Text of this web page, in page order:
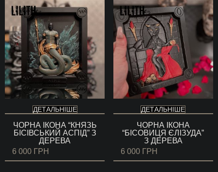
ДЕТАЛЬНІШЕ
ЧОРНА ІКОНА “КНЯЗЬ
БІСІВСЬКИЙ АСПІД” З
ДЕРЕВА
6 000 ГРН
ДЕТАЛЬНІШЕ
ЧОРНА ІКОНА
“БІСОВИЦЯ ЄЛІЗУДА”
З ДЕРЕВА
6 000 ГРН